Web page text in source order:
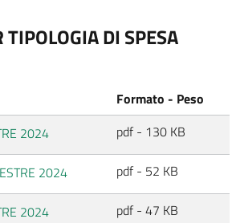
DI SPESA
Formato - Peso
2024
pdf - 130 KB
2024 pdf - 52 KB
2024 pdf - 47 KB